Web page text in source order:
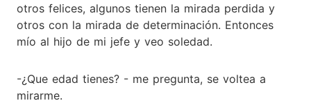
otros felices, algunos tienen la mirada perdida y
otros con la mirada de determinación. Entonces
mío al hijo de mi jefe y veo soledad.
-¿Que edad tienes? - me pregunta, se voltea a
mirarme.